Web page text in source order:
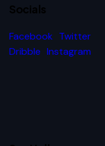
Socials
Facebook Twitter
Dribble Instagram